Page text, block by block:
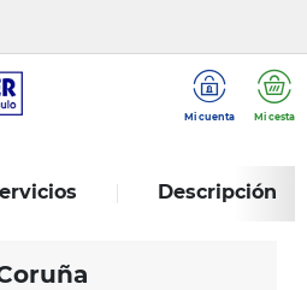
Mi cuenta Mi cesta
Descripción